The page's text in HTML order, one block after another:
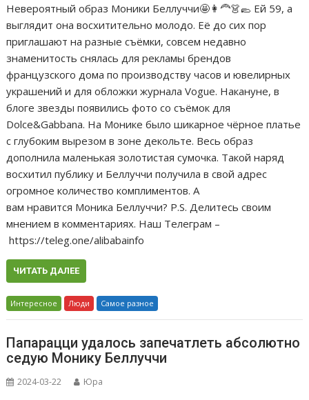
Невероятный образ Моники Беллуччи🤩👩‍🦰👗🥿 Ей 59, а
выглядит она восхитительно молодо. Её до сих пор
приглашают на разные съёмки, совсем недавно
знаменитость снялась для рекламы брендов
французского дома по производству часов и ювелирных
украшений и для обложки журнала Vogue. Накануне, в
блоге звезды появились фото со съёмок для
Dolce&Gabbana. На Монике было шикарное чёрное платье
с глубоким вырезом в зоне декольте. Весь образ
дополнила маленькая золотистая сумочка. Такой наряд
восхитил публику и Беллуччи получила в свой адрес
огромное количество комплиментов. А
вам нравится Моника Беллуччи? P.S. Делитесь своим
мнением в комментариях. Наш Телеграм –
https://teleg.one/alibabainfo
ЧИТАТЬ ДАЛЕЕ
Интересное Люди Самое разное
Папарацци удалось запечатлеть абсолютно
седую Монику Беллуччи
2024-03-22 Юра